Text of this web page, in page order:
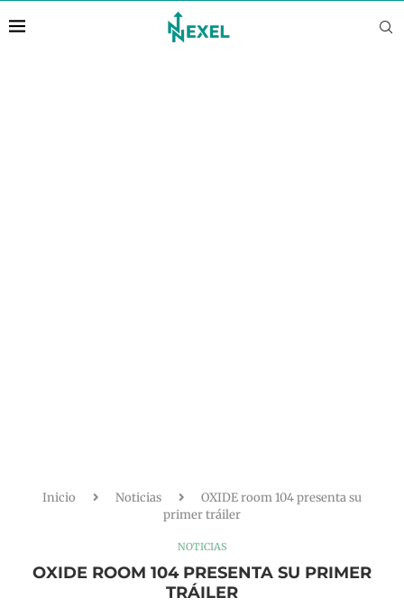
Inicio Noticias
OXIDE room 104 presenta su
primer tráiler
NOTICIAS
OXIDE ROOM 104 PRESENTA SU PRIMER
TRÁILER